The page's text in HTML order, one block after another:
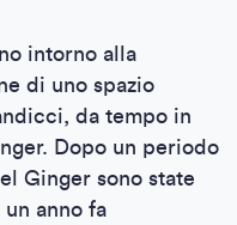
intorno alla
di uno spazio
da tempo in
Dopo un periodo
Ginger sono state
anno fa